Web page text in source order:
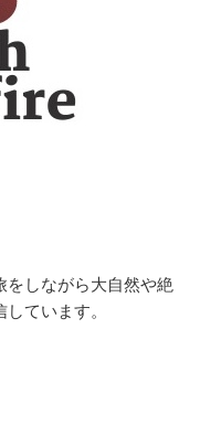
をしながら大自然や絶
ています。